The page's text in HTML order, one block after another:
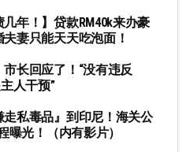
几年！】贷款RM40k来办豪
妻只能天天吃泡面！
市长回应了！“没有违反
人干预”
走私毒品』到印尼！海关公
曝光！（内有影片）